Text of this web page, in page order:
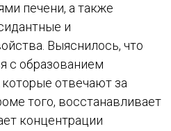
печени, а также
и
Выяснилось, что
с образованием
отвечают за
того, восстанавливает
концентрации